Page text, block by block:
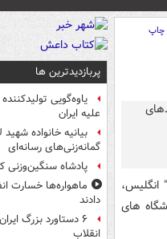
چاپ
بر اساس آخرین گزارش منتشر شده توسط سایت "Brand Finance" انگلیس،
باشگاه های
پربازدیدترین ها
یاوه‌گویی
علیه ایران
بیانیه خانواده شهید
گمانه‌زنی‌های رسانه‌ای
پادشاه سنگین‌وزنی
ماهواره‌ها خسارت
دادند
انقلاب